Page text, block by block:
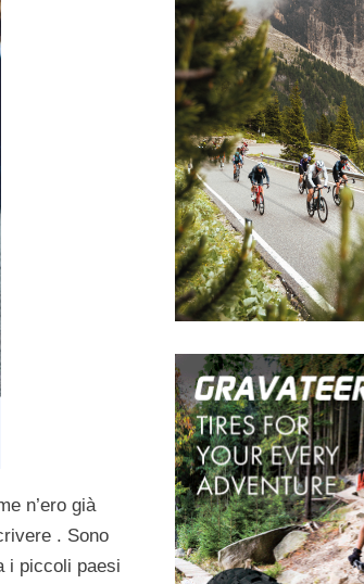
n’ero già
. Sono
i piccoli paesi